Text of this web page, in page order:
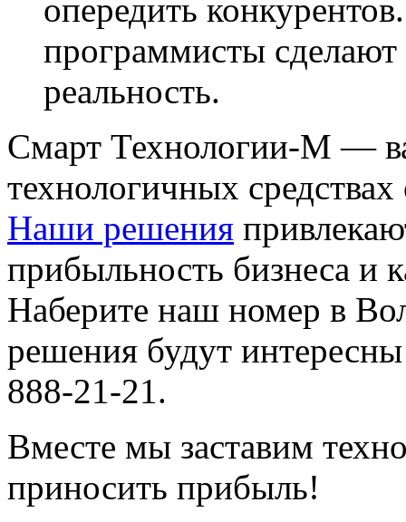
опередить
программисты сделают
реальность.
Смарт Технологии-М —
технологичных
Наши решения
прибыльность бизнеса и
Наберите наш номер в
решения будут
888-21-21.
Вместе мы заставим
приносить прибыль!